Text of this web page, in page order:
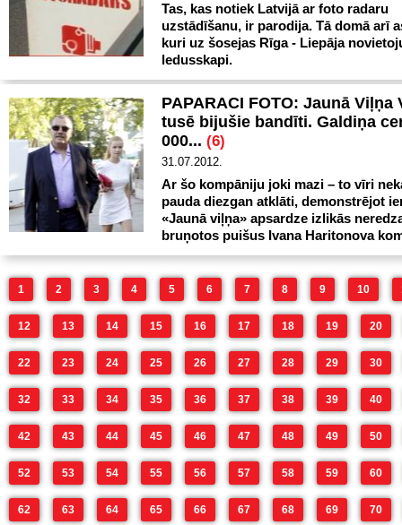
Tas, kas notiek Latvijā ar foto radaru
uzstādīšanu, ir parodija. Tā domā arī
kuri uz šosejas Rīga - Liepāja
ledusskapi.
PAPARACI FOTO: Jaunā Viļņa
tusē bijušie bandīti. Galdiņa
000... (6)
31.07.2012.
Ar šo kompāniju joki mazi – to vīri
pauda diezgan atklāti, demonstrējot
«Jaunā viļņa» apsardze izlikās
bruņotos puišus Ivana Haritonova
1 2 3 4 5 6 7 8 9 10
12 13 14 15 16 17 18 19 20
22 23 24 25 26 27 28 29 30
32 33 34 35 36 37 38 39 40
42 43 44 45 46 47 48 49 50
52 53 54 55 56 57 58 59 60
62 63 64 65 66 67 68 69 70